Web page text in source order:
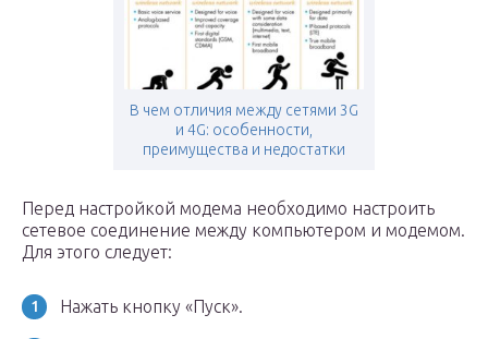
В чем отличия между сетями 3G
и 4G: особенности,
преимущества и недостатки
Перед настройкой модема необходимо настроить
сетевое соединение между компьютером и модемом.
Для этого следует:
Нажать кнопку «Пуск».